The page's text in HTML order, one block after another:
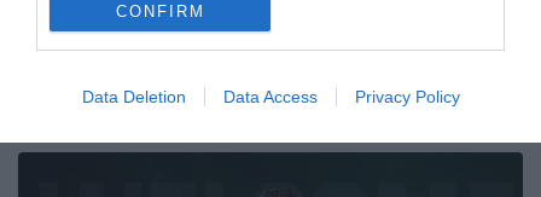
CONFIRM
Data Deletion Data Access Privacy Policy
ΒΟΛΕΪ ΑΝΔΡΩΝ
ΤΕΛΕΥΤΑΙΑ ΝΕΑ